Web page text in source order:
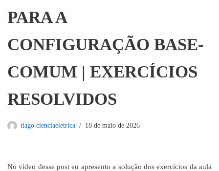
PARA A
CONFIGURAÇÃO BASE-
COMUM | EXERCÍCIOS
RESOLVIDOS
tiago.cienciaeletrica 18 de maio de 2026
No vídeo desse post eu apresento a solução dos exercícios da aula